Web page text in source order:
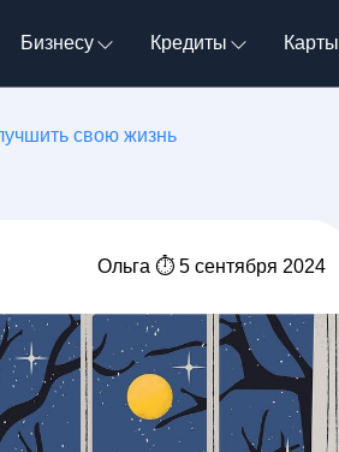
Бизнесу Кредиты Карты
свою жизнь
Ольга ⏱ 5 сентября 2024